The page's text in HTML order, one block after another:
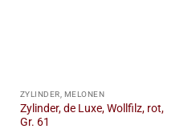
ZYLINDER, MELONEN
Zylinder, de Luxe, Wollfilz, rot,
Gr. 61